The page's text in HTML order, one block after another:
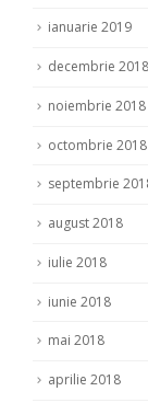
ianuarie 2019
decembrie 2018
noiembrie 2018
octombrie 2018
septembrie
august 2018
iulie 2018
iunie 2018
mai 2018
aprilie 2018